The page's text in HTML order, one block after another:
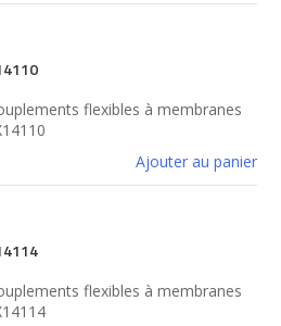
flexibles à membranes
Ajouter au panier
flexibles à membranes